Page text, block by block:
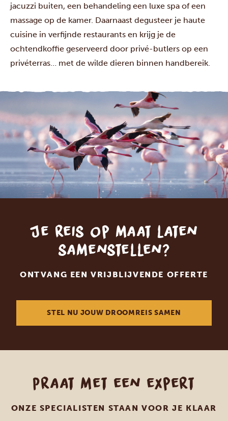
jacuzzi buiten, een behandeling een luxe spa of een
massage op de kamer. Daarnaast degusteer je haute
cuisine in verfijnde restaurants en krijg je de
ochtendkoffie geserveerd door privé-butlers op een
privéterras… met de wilde dieren binnen handbereik.
Je reis op maat laten
samenstellen?
ONTVANG EEN VRIJBLIJVENDE OFFERTE
STEL NU JOUW DROOMREIS SAMEN
Praat met een expert
ONZE SPECIALISTEN STAAN VOOR JE KLAAR